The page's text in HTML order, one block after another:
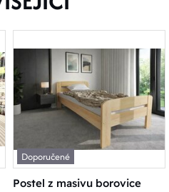
Doporučené
Postel z masivu borovice